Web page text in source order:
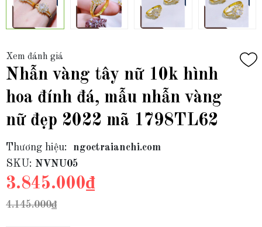
Xem đánh giá
Nhẫn vàng tây nữ 10k hình
hoa đính đá, mẫu nhẫn vàng
nữ đẹp 2022 mã 1798TL62
Thương hiệu:
ngoctraianchi.com
SKU: NVNU05
3.845.000₫
4.145.000₫